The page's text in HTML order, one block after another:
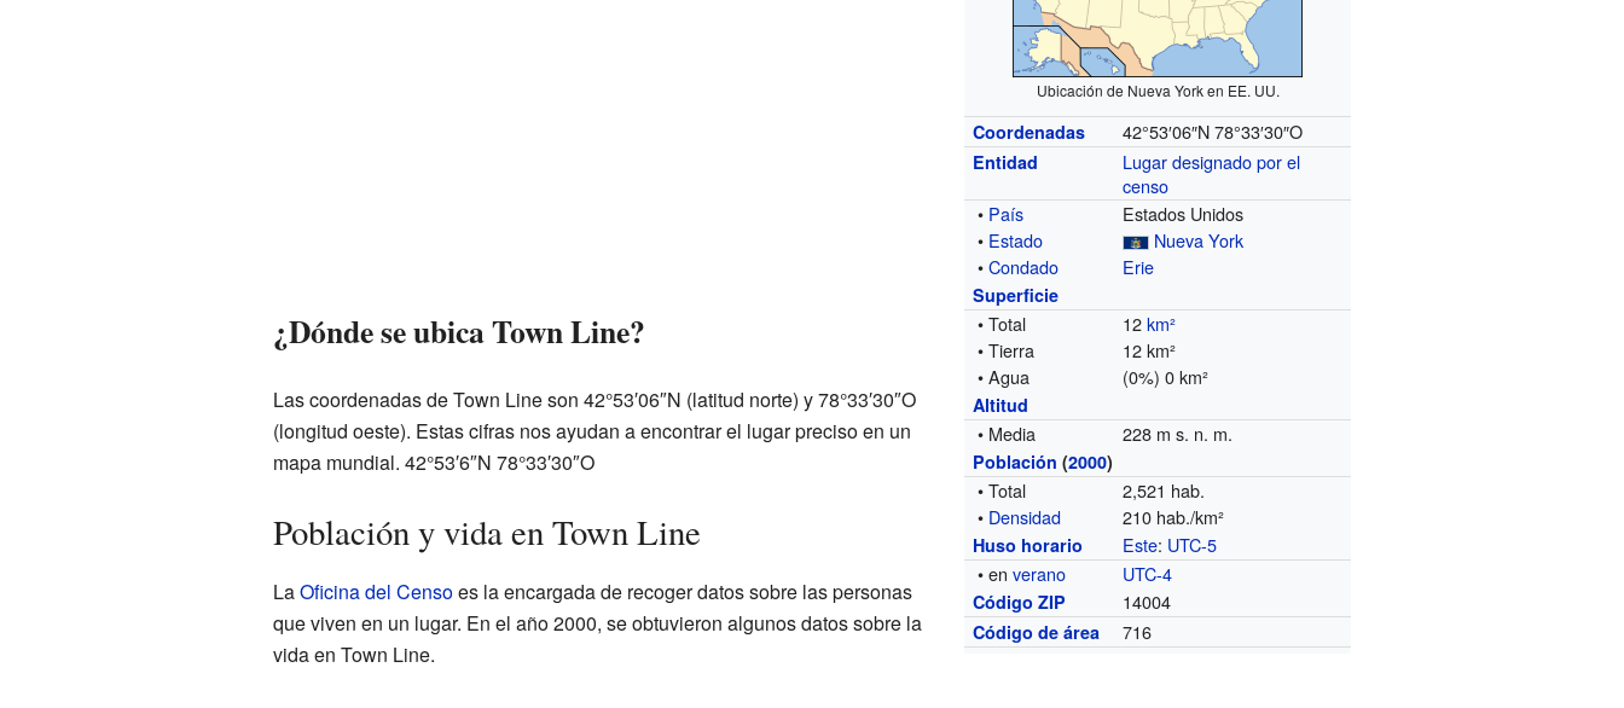
Ubicación de Nueva York en EE. UU.
Coordenadas 42°53′06″N 78°33′30″O
Entidad
Lugar designado por el
censo
• País
Estados Unidos
• Estado
Nueva York
•Condado Erie
Superficie
• Total 12km²
• Tierra
12 km²
• Agua
(0%) 0 km²
Altitud
• Media 228 m s. n. m.
Población (2000)
• Total
2,521 hab.
• Densidad 210 hab./km²
Huso horario Este: UTC-5
• enverano UTC-4
Código ZIP 14004
Código de área 716
¿Dónde se ubica Town Line?
Las coordenadas de Town Line son 42°53′06″N (latitud norte) y 78°33′30″O
(longitud oeste). Estas cifras nos ayudan a encontrar el lugar preciso en un
mapa mundial. 42°53′6″N 78°33′30″O
Población y vida en Town Line
LaOficina del Censoes la encargada de recoger datos sobre las personas
que viven en un lugar. En el año 2000, se obtuvieron algunos datos sobre la
vida en Town Line.